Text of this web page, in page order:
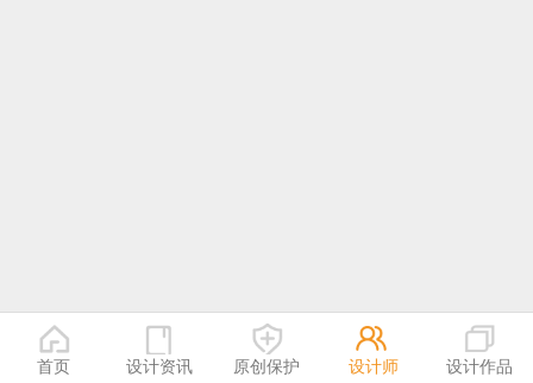
首页 设计资讯 原创保护 设计师 设计作品